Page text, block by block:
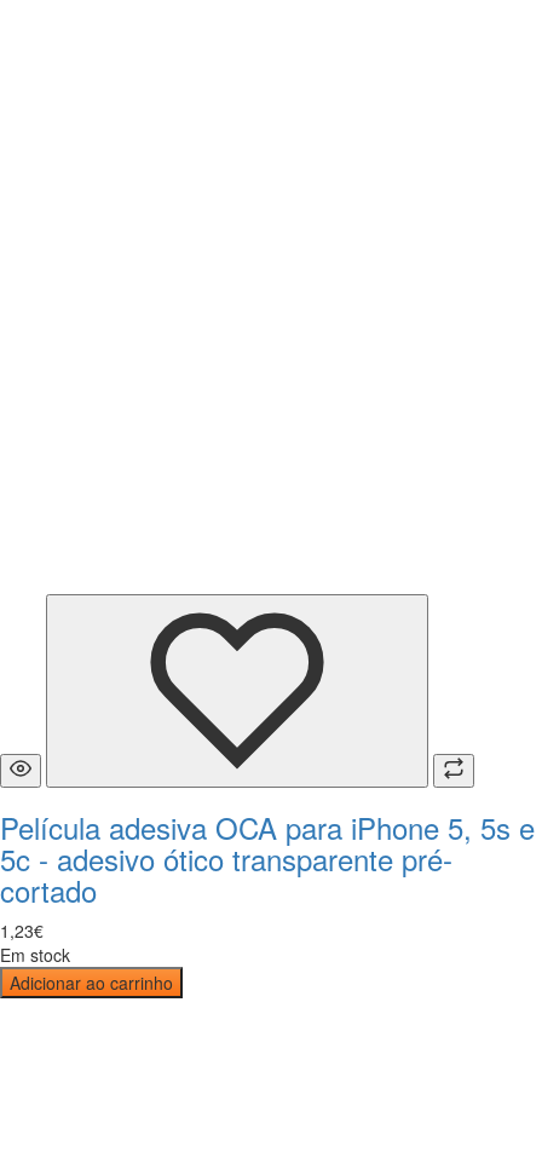
Película adesiva OCA para iPhone 5, 5s e
5c - adesivo ótico transparente pré-
cortado
1 ,23€
Em stock
Adicionar ao carrinho